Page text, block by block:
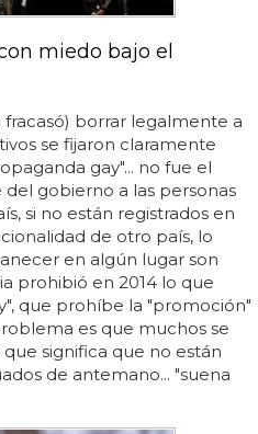
miedo bajo el
borrar legalmente a
se fijaron claramente
gay"... no fue el
gobierno a las personas
si no están registrados en
de otro país, lo
en algún lugar son
prohibió en 2014 lo que
que prohíbe la "promoción"
es que muchos se
significa que no están
de antemano... "suena